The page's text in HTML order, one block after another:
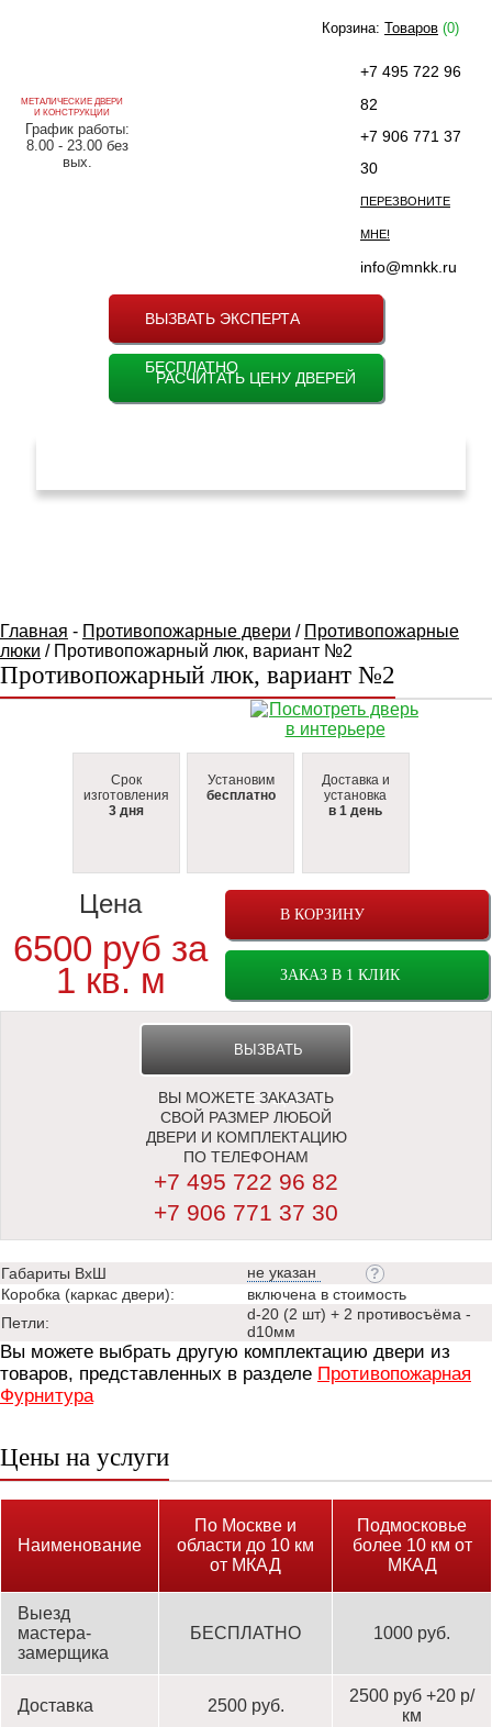
МЕТАЛИЧЕСКИЕ ДВЕРИ
И КОНСТРУКЦИИ
График работы:
8.00 - 23.00 без
вых.
+7 495 722 96
82
+7 906 771 37
30
ПЕРЕЗВОНИТЕ
МНЕ!
info@mnkk.ru
ВЫЗВАТЬ ЭКСПЕРТА
БЕСПЛАТНО
РАСЧИТАТЬ ЦЕНУ ДВЕРЕЙ
Корзина: Товаров (0)
Главная - Противопожарные двери / Противопожарные
люки / Противопожарный люк, вариант №2
Противопожарный люк, вариант №2
Срок
изготовления
3 дня
Установим
бесплатно
Доставка и
установка
в 1 день
В КОРЗИНУ
ЗАКАЗ В 1 КЛИК
Цена
6500 руб за
1 кв. м
ВЫЗВАТЬ
ЗАМЕРЩИКА
ВЫ МОЖЕТЕ ЗАКАЗАТЬ
СВОЙ РАЗМЕР ЛЮБОЙ
ДВЕРИ И КОМПЛЕКТАЦИЮ
ПО ТЕЛЕФОНАМ
+7 495 722 96 82
+7 906 771 37 30
Габариты ВхШ
не указан
Коробка (каркас двери):
включена в стоимость
Петли:
d-20 (2 шт) + 2 противосъёма -
d10мм
Вы можете выбрать другую комплектацию двери из
товаров, представленных в разделе Противопожарная
Фурнитура
Цены на услуги
Наименование
По Москве и
области до 10 км
от МКАД
Подмосковье
более 10 км от
МКАД
Выезд
мастера-
замерщика
БЕСПЛАТНО 1000 руб.
Доставка 2500 руб.
2500 руб +20 р/
км